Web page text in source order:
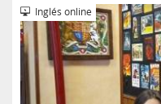
Inglés online